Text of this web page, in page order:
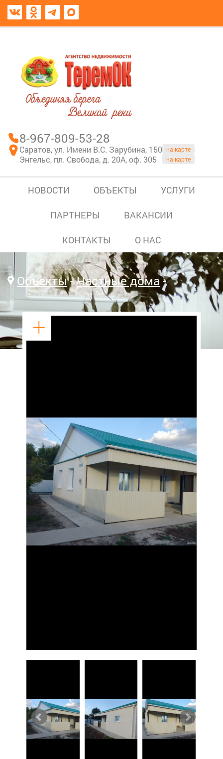
8-967-809-53-28
Саратов, ул. Имени В.С. Зарубина, 150 на карте
Энгельс, пл. Свобода, д. 20А, оф. 305 на карте
НОВОСТИ ОБЪЕКТЫ УСЛУГИ
ПАРТНЕРЫ ВАКАНСИИ
КОНТАКТЫ О НАС
Объекты Частные дома